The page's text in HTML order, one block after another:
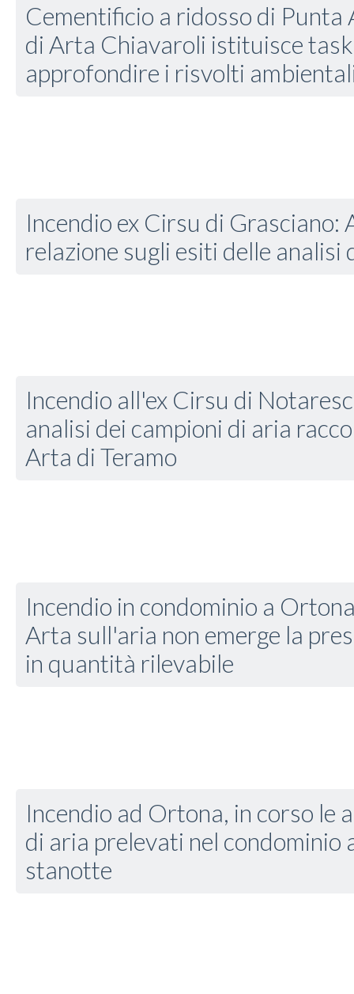
Cementificio a ridosso di
di Arta Chiavaroli istituisce
approfondire i risvolti
Incendio ex Cirsu di
relazione sugli esiti delle analisi
Incendio all'ex Cirsu di
analisi dei campioni di aria
Arta di Teramo
Incendio in condominio a
Arta sull'aria non emerge la
in quantità rilevabile
Incendio ad Ortona, in corso le
di aria prelevati nel condominio
stanotte